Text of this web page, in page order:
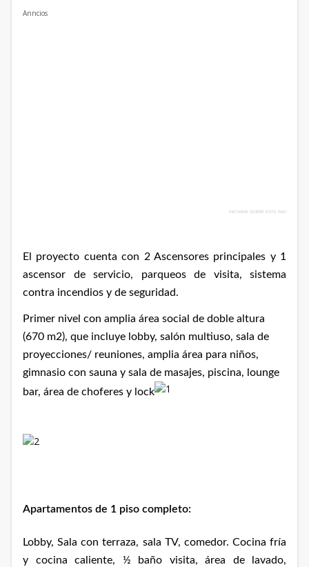
Anncios
INFORMA SOBRE ESTE ANU
El proyecto cuenta con 2 Ascensores principales y 1
ascensor de servicio, parqueos de visita, sistema
contra incendios y de seguridad.
Primer nivel con amplia área social de doble altura
(670 m2), que incluye lobby, salón multiuso, sala de
proyecciones/ reuniones, amplia área para niños,
gimnasio con sauna y sala de masajes, piscina, lounge
bar, área de choferes y lock
Apartamentos de 1 piso completo:
Lobby, Sala con terraza, sala TV, comedor. Cocina fría
y cocina caliente, ½ baño visita, área de lavado,